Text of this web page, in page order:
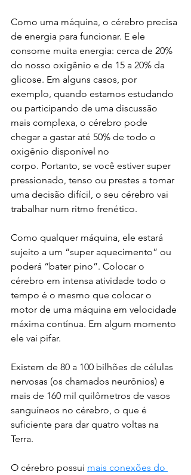
Como uma máquina, o cérebro precisa
de energia para funcionar. E ele
consome muita energia: cerca de 20%
do nosso oxigênio e de 15 a 20% da
glicose. Em alguns casos, por
exemplo, quando estamos estudando
ou participando de uma discussão
mais complexa, o cérebro pode
chegar a gastar até 50% de todo o
oxigênio disponível no
corpo. Portanto, se você estiver super
pressionado, tenso ou prestes a tomar
uma decisão difícil, o seu cérebro vai
trabalhar num ritmo frenético.
Como qualquer máquina, ele estará
sujeito a um “super aquecimento” ou
poderá “bater pino”. Colocar o
cérebro em intensa atividade todo o
tempo é o mesmo que colocar o
motor de uma máquina em velocidade
máxima contínua. Em algum momento
ele vai pifar.
Existem de 80 a 100 bilhões de células
nervosas (os chamados neurônios) e
mais de 160 mil quilômetros de vasos
sanguíneos no cérebro, o que é
suficiente para dar quatro voltas na
Terra.
O cérebro possui mais conexões do